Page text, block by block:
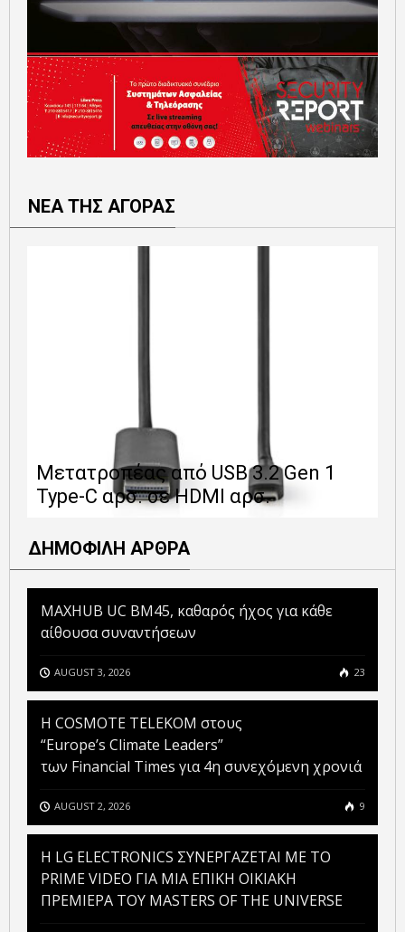
ΝΕΑ ΤΗΣ ΑΓΟΡΑΣ
Μετατροπέας από USB 3.2 Gen 1
Type-C αρσ. σε HDMI αρσ.
ΔΗΜΟΦΙΛΗ ΑΡΘΡΑ
MAXHUB UC BM45, καθαρός ήχος για κάθε
αίθουσα συναντήσεων
AUGUST 3, 2026 23
Η COSMOTE TELEKOM στους
“Europe’s Climate Leaders”
των Financial Times για 4η συνεχόμενη χρονιά
AUGUST 2, 2026 9
H LG ELECTRONICS ΣΥΝΕΡΓΑΖΕΤΑΙ ΜΕ ΤΟ
PRIME VIDEO ΓΙΑ ΜΙΑ ΕΠΙΚΗ ΟΙΚΙΑΚΗ
ΠΡΕΜΙΕΡΑ ΤΟΥ MASTERS OF THE UNIVERSE